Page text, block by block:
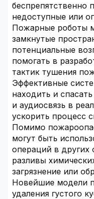
беспрепятственно
недоступные или
Пожарные роботы
замкнутые
потенциальные
помогать в
тактик тушения
Эффективные
находить и
и аудиосвязь в
ускорить процесс
Помимо
могут быть
операций в других
разливы
загрязнение или
Новейшие модели
удаления густого